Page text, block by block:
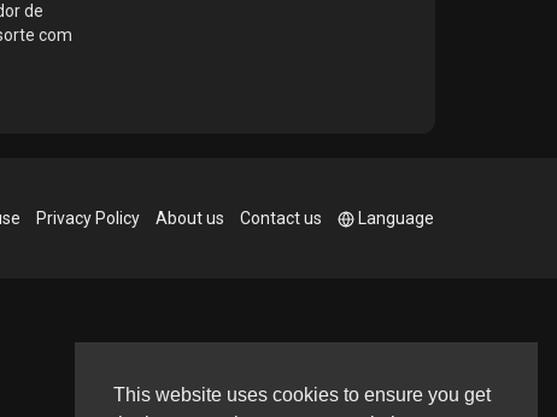
This website uses cookies to ensure you get
de
com
Privacy Policy About us Contact us Language